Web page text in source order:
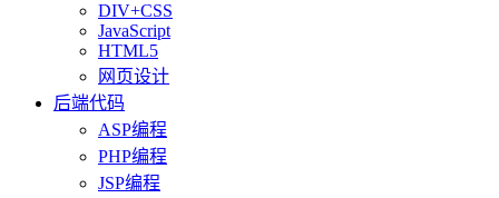
DIV+CSS
JavaScript
HTML5
网页设计
后端代码
ASP编程
PHP编程
JSP编程